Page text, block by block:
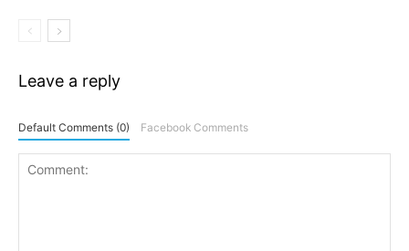
Leave a reply
Default Comments (0) Facebook Comments